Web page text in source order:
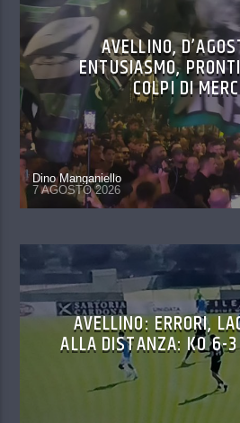
AVELLINO,
ENTUSIASMO,
COLPI DI
Dino Manganiello
7 AGOSTO 2026
AVELLINO: ERRORI,
ALLA DISTANZA: KO 6-